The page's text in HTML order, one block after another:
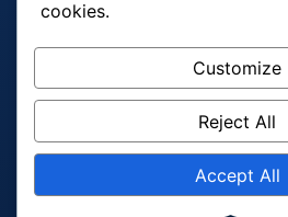
cookies.
Customize
Reject All
Accept All